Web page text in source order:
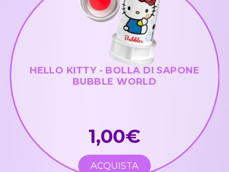
HELLO KITTY - BOLLA DI SAPONE
BUBBLE WORLD
1,00€
ACQUISTA